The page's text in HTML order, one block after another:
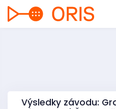
Výsledky závodu: